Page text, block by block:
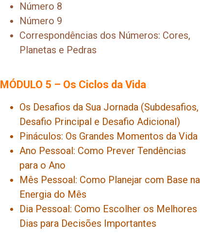
Número 8
Número 9
Correspondências dos Números: Cores,
Planetas e Pedras
MÓDULO 5 – Os Ciclos da Vida
Os Desafios da Sua Jornada (Subdesafios,
Desafio Principal e Desafio Adicional)
Pináculos: Os Grandes Momentos da Vida
Ano Pessoal: Como Prever Tendências
para o Ano
Mês Pessoal: Como Planejar com Base na
Energia do Mês
Dia Pessoal: Como Escolher os Melhores
Dias para Decisões Importantes